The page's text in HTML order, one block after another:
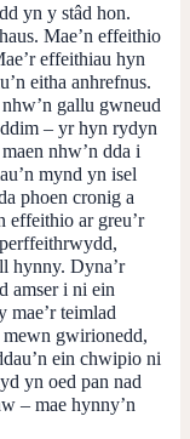
yn y stâd hon.
Mae’n effeithio
effeithiau hyn
eitha anhrefnus.
gallu gwneud
– yr hyn rydyn
nhw’n dda i
mynd yn isel
phoen cronig a
effeithio ar greu’r
hynny. Dyna’r
amser i ni ein
mae’r teimlad
gwirionedd,
ein chwipio ni
yn oed pan nad
– mae hynny’n